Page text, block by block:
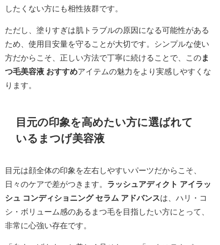
したくない方にも相性抜群です。
ただし、塗りすぎは肌トラブルの原因になる可能性がある
ため、使用目安量を守ることが大切です。シンプルな使い
方だからこそ、正しい方法で丁寧に続けることで、このま
つ毛美容液 おすすめアイテムの魅力をより実感しやすくな
ります。
目元の印象を高めたい方に選ばれて
いるまつげ美容液
目元は顔全体の印象を左右しやすいパーツだからこそ、
日々のケアで差がつきます。 ラッシュアディクト アイラッ
シュ コンディショニング セラム アドバンスは、ハリ・コ
シ・ボリューム感のあるまつ毛を目指したい方にとって、
非常に心強い存在です。